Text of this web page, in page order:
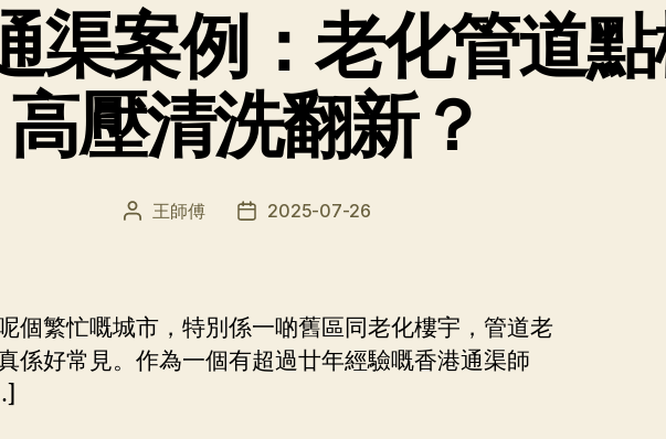
渠案例：老化管道
高壓清洗翻新？
文 王師傅
发 2025-07-26
個繁忙嘅城市，特別係一啲舊區同老化樓宇，管道老
係好常見。作為一個有超過廿年經驗嘅香港通渠師